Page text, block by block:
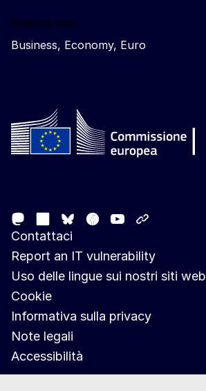
Related sites
Business, Economy, Euro
MastodonLinkedIn
Bluesky
Facebook
Youtube
Contattaci
Report an IT vulnerability
Uso delle lingue sui nostri siti web
Cookie
Informativa sulla privacy
Note legali
Accessibilità